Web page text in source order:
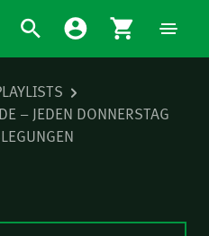
– JEDEN DONNERSTAG